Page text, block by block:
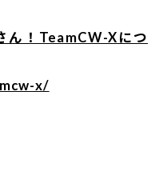
！TeamCW-Xにつ
x/